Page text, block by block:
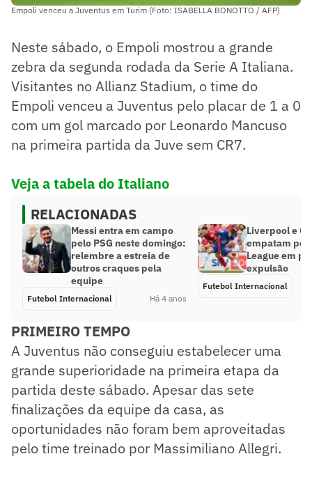
Empoli venceu a Juventus em Turim (Foto: ISABELLA BONOTTO / AFP)
Neste sábado, o Empoli mostrou a grande
zebra da segunda rodada da Serie A Italiana.
Visitantes no Allianz Stadium, o time do
Empoli venceu a Juventus pelo placar de 1 a 0
com um gol marcado por Leonardo Mancuso
na primeira partida da Juve sem CR7.
Veja a tabela do Italiano
RELACIONADAS
Messi entra em campo
pelo PSG neste domingo:
relembre a estreia de
outros craques pela
equipe
Futebol Internacional Há 4 anos
Liverpool e
empatam
League em
expulsão
Futebol Internacional
PRIMEIRO TEMPO
A Juventus não conseguiu estabelecer uma
grande superioridade na primeira etapa da
partida deste sábado. Apesar das sete
finalizações da equipe da casa, as
oportunidades não foram bem aproveitadas
pelo time treinado por Massimiliano Allegri.